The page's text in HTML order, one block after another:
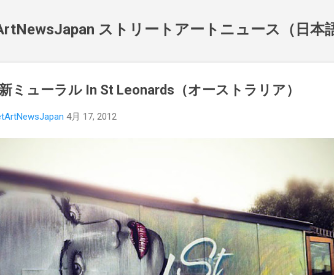
ストリートアートニュース（日本
ミューラル In St Leonards（オーストラリア）
4月 17, 2012